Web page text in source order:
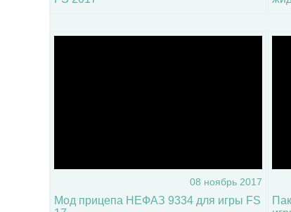
08 ноябрь 2017
Мод прицепа НЕФАЗ 9334 для игры FS